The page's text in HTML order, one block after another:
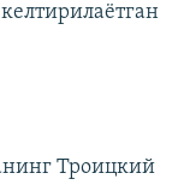
Троицкий